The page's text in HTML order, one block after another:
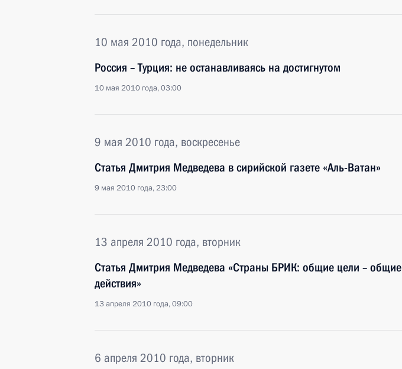
10 мая 2010 года, понедельник
Россия – Турция: не останавливаясь на достигнутом
10 мая 2010 года, 03:00
9 мая 2010 года, воскресенье
Статья Дмитрия Медведева в сирийской газете «Аль-Ватан»
9 мая 2010 года, 23:00
13 апреля 2010 года, вторник
Статья Дмитрия Медведева «Страны БРИК: общие цели – общие
действия»
13 апреля 2010 года, 09:00
6 апреля 2010 года, вторник